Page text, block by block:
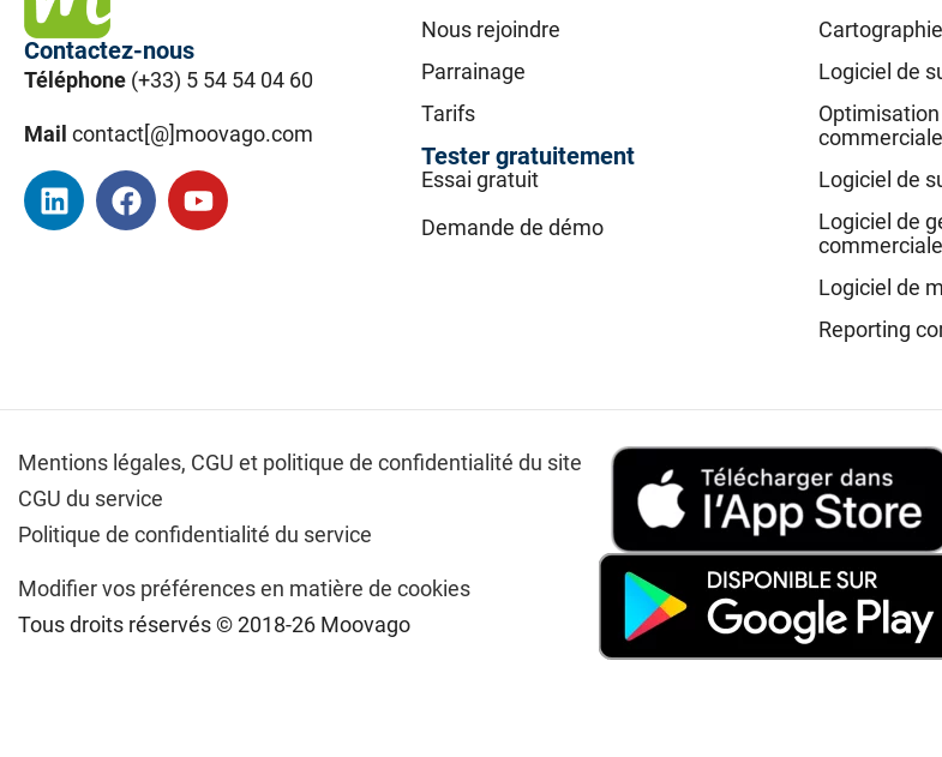
Contactez-nous
Téléphone (+33) 5 54 54 04 60
Mail contact[@]moovago.com
Nous rejoindre
Parrainage
Tarifs
Tester gratuitement
Essai gratuit
Demande de démo
Logiciel de
Logiciel de
Logiciel de
Logiciel de
Reporting
Mentions légales, CGU et politique de confidentialité du site
CGU du service
Politique de confidentialité du service
Modifier vos préférences en matière de cookies
Tous droits réservés © 2018-26 Moovago